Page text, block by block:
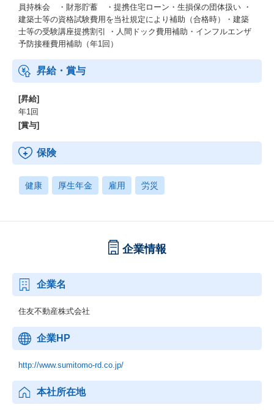
員持株会 ・財形貯蓄 ・提携住宅ローン・生損保の団体扱い ・
建築士等の資格試験費用を当社規定により補助（合格時）・建築
士等の受験講座提携割引 ・人間ドック費用補助・インフルエンザ
予防接種費用補助（年1回）
昇給・賞与
[昇給]
年1回
[賞与]
保険
健康 厚生年金 雇用 労災
企業情報
企業名
住友不動産株式会社
企業HP
http://www.sumitomo-rd.co.jp/
本社所在地